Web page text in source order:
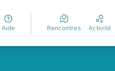
Aide Rencontres Activité